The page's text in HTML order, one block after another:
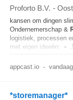
Proforto B.V. -
kansen om dingen
Ondernemerschap &
logistiek, processen
met eigen ideeën; •
appcast.io - vandaag
*storemanager*